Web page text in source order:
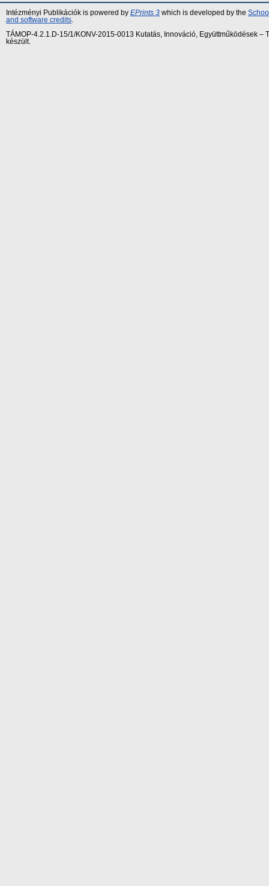
Intézményi Publikációk is powered by EPrints 3 which is developed by the
and software credits
TÁMOP-4.2.1.D-15/1/KONV-2015-0013 Kutatás, Innováció, Együttműködések
készült.